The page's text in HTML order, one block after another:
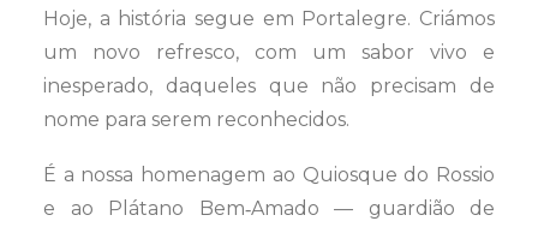
Hoje, a história segue em Portalegre. Criámos
um novo refresco, com um sabor vivo e
inesperado, daqueles que não precisam de
nome para serem reconhecidos.
É a nossa homenagem ao Quiosque do Rossio
e ao Plátano Bem‑Amado — guardião de